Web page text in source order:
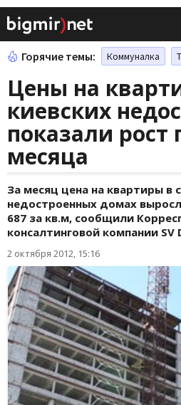
Горячие темы: Коммуналка
Цены на
киевских
показали рост
месяца
За месяц цена на квартиры в
недостроенных домах
687 за кв.м, сообщили
консалтинговой компании SV
2 октября 2012, 15:16